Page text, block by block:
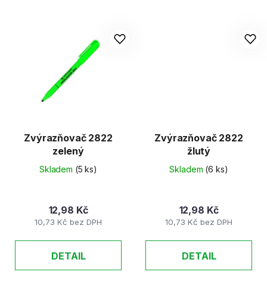
Zvýrazňovač 2822
zelený
Skladem (5 ks)
10,73 Kč bez DPH
12,98 Kč
DETAIL
Zvýrazňovač 2822
žlutý
Skladem (6 ks)
10,73 Kč bez DPH
12,98 Kč
DETAIL